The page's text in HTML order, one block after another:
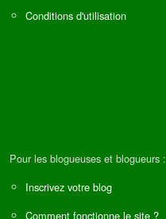
Conditions d'utilisation
Pour les blogueuses et blogueurs :
Inscrivez votre blog
Comment fonctionne le site ?